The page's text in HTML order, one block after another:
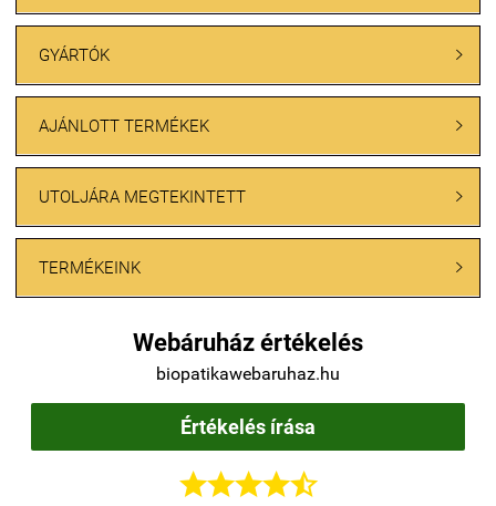
GYÁRTÓK 
AJÁNLOTT TERMÉKEK 
UTOLJÁRA MEGTEKINTETT 
TERMÉKEINK 
Webáruház értékelés
biopatikawebaruhaz.hu
Értékelés írása
